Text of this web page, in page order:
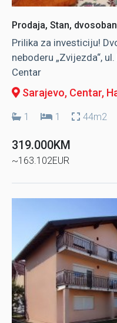
Prodaja, Stan,
Prilika za investiciju!
neboderu „Zvijezda“,
Centar
Sarajevo, Centar,
1 1 44m2
319.000KM
~163.102EUR